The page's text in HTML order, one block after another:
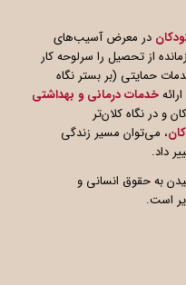
در معرض آسیب‌های
از تحصیل را سرلوحه کار
حمایتی (بر بستر نگاه
خدمات درمانی و بهداشتی
و در نگاه کلان‌تر
، می‌توان مسیر زندگی
داد.
به حقوق انسانی و
است.